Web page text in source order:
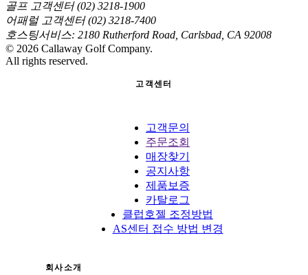
골프 고객센터 (02) 3218-1900
어패럴 고객센터 (02) 3218-7400
호스팅서비스: 2180 Rutherford Road, Carlsbad, CA 92008
© 2026 Callaway Golf Company.
All rights reserved.
고객센터
고객문의
주문조회
매장찾기
공지사항
제품보증
카탈로그
클럽호젤 조정방법
AS센터 접수 방법 변경
회사소개